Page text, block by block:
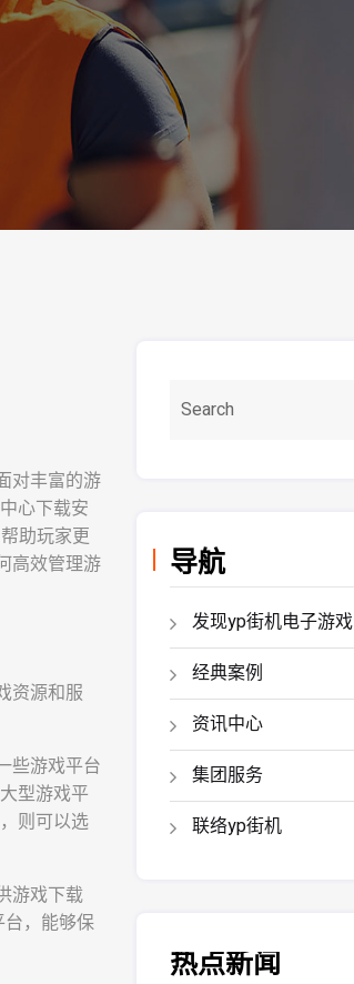
对丰富的游
心下载安
助玩家更
高效管理游
资源和服
些游戏平台
型游戏平
则可以选
游戏下载
，能够保
导航
发现yp街机电子游戏
经典案例
资讯中心
集团服务
联络yp街机
热点新闻